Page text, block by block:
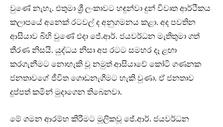
වුණේ නැහැ. එතුමා ශ්‍රී ලංකාවට හඳුන්වා දුන් විවෘත ආර්ථිකය
කලාපයේ අනෙක් රටවල් ද අනුගමනය කළා. අද පවතින
ආසියාව බිහි වුණේ එදා ජේ.ආර්. ජයවර්ධන මැතිතුමා ගත්
තීරණ නිසයි. යුද්ධය නිසා අප රටට සමහර දෑ ළඟා
කරගැනීමට නොහැකි වූ නමුත් ආසියාවේ කෝටි ගණනක
ජනතාවගේ ජීවිත ගොඩනැගීමට හැකි වුණා. ඒ ජනතාව
දුප්පත් කමින් මුදාගෙන තිබෙනවා.
මේ ගමන ආරම්භ කිරීමට මූලිකවූ ජේ.ආර්. ජයවර්ධන